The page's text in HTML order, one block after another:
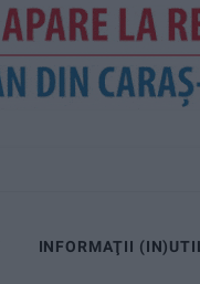
INFORMAŢII